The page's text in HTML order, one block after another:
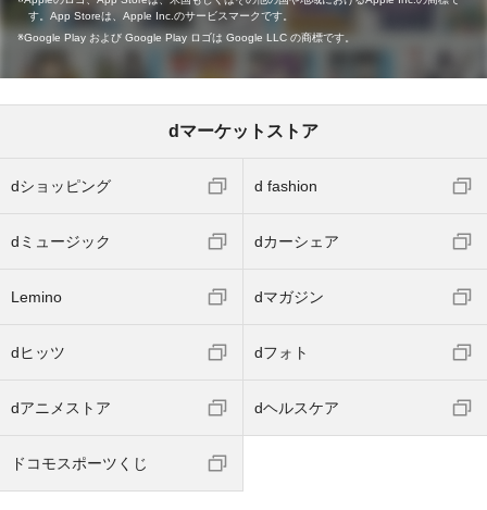
す。App Storeは、Apple Inc.のサービスマークです。
Google Play および Google Play ロゴは Google LLC の商標です。
dマーケットストア
dショッピング d fashion
dミュージック dカーシェア
Lemino dマガジン
dヒッツ dフォト
dアニメストア dヘルスケア
ドコモスポーツくじ